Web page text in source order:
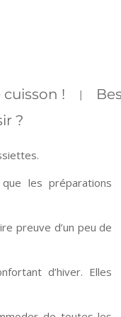
cuisson !
?
les préparations
preuve d’un peu de
d’hiver. Elles